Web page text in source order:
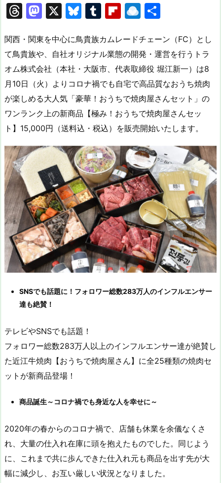
T
e
a
d
s
M
st
o
d
o
n
X
Bl
e
s
k
y
T
m
bl
r
Fl
b
o
ar
d
R
n
dr
o
p.
io
関西・関東を中心に鳥貴族カムレードチェーン（FC）とし
て鳥貴族や、自社オリジナル業態の開発・運営を行うトラ
オム株式会社（本社・大阪市、代表取締役 堀江新一）は8
月10日（火）よりコロナ禍でも自宅で高品質なおうち焼肉
が楽しめる大人気「豪華！おうちで焼肉屋さんセット」の
ワンランク上の新商品【極み！おうちで焼肉屋さんセッ
ト】15,000円（送料込・税込）を販売開始いたします。
SNSでも話題に！フォロワー総数283万人のインフルエンサー
達も絶賛！
テレビやSNSでも話題！
フォロワー総数283万人以上のインフルエンサー達が絶賛し
た近江牛焼肉【おうちで焼肉屋さん】に全25種類の焼肉セ
ットが新商品登場！
商品誕生～コロナ禍でも身近な人を幸せに～
2020年の春からのコロナ禍で、店舗も休業を余儀なくさ
れ、大量の仕入れ在庫に頭を抱えたものでした。同じよう
に、これまで共に歩んできた仕入れ元も商品を出す先が大
幅に減少し、お互い厳しい状況となりました。